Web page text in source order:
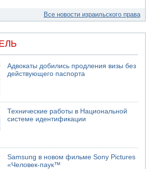
Все новости израильского права
Адвокаты добились продления визы без
действующего паспорта
Технические работы в Национальной
системе идентификации
Samsung в новом фильме Sony Pictures
«Человек-паук™